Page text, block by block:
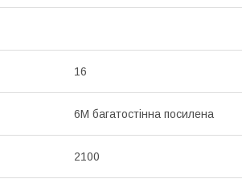
16
6М багатостінна посилена
2100